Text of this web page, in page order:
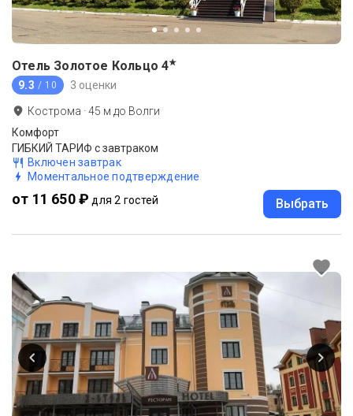
Отель Золотое Кольцо 4★
9.3 / 10 3 оценки
Кострома ·45 м до Волги
Комфорт
ГИБКИЙ ТАРИФ с завтраком
Включен завтрак
Моментальное подтверждение
от 11 650 ₽ для 2 гостей Выбрать